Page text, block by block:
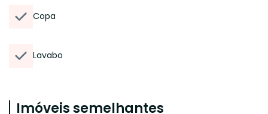
Copa
Lavabo
Imóveis semelhantes